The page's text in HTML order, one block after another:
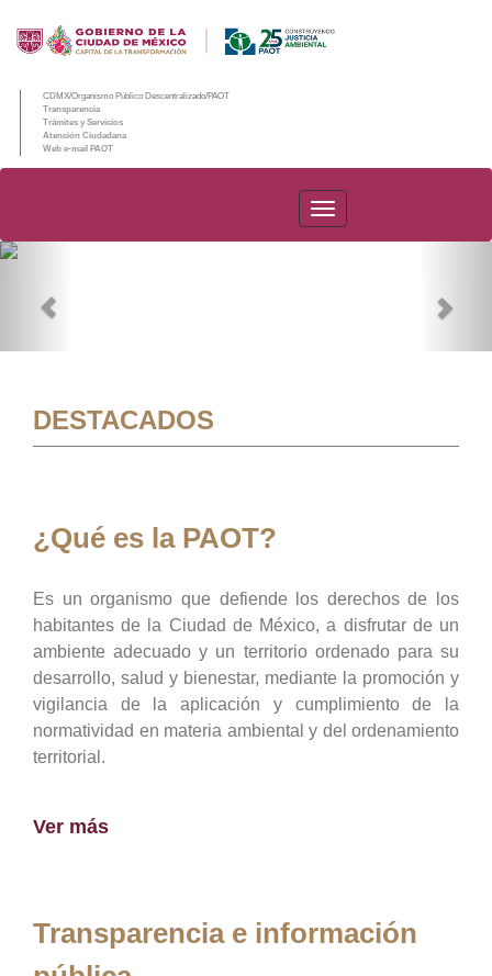
CDMX/Organismo Público Descentralizado/PAOT
Transparencia
Trámites y Servicios
Atención Ciudadana
Web e-mail PAOT
PAOT
DESTACADOS
¿Qué es la PAOT?
Es un organismo que defiende los derechos de los
habitantes de la Ciudad de México, a disfrutar de un
ambiente adecuado y un territorio ordenado para su
desarrollo, salud y bienestar, mediante la promoción y
vigilancia de la aplicación y cumplimiento de la
normatividad en materia ambiental y del ordenamiento
territorial.
Ver más
Transparencia e información